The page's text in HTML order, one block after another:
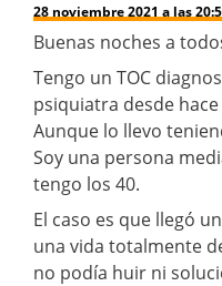
28 noviembre 2021 a las
Buenas noches a
Tengo un TOC
psiquiatra desde
Aunque lo llevo
Soy una persona
tengo los 40.
El caso es que llegó
una vida totalmente
no podía huir ni